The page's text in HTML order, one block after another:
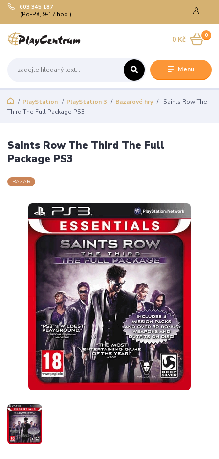
Menu
603 345 187
(Po-Pá, 9-17 hod.)
0
0 Kč
PlayStation PlayStation 3 Bazarové hry
Saints Row The
Third The Full Package PS3
Saints Row The Third The Full
Package PS3
BAZAR